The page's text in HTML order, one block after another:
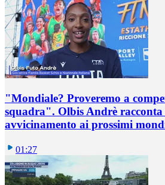
"Mondiale? Proveremo a
squadra". Olbis Andrè racconta
avvicinamento ai prossimi
01:27